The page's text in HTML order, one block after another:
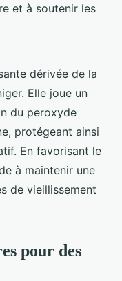
et à soutenir les
dérivée de la
Elle joue un
du peroxyde
protégeant ainsi
En favorisant le
à maintenir une
de vieillissement
pour des